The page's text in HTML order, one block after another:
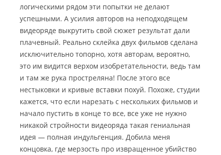
логическими рядом эти попытки не делают
успешными. А усилия авторов на неподходящем
видеоряде выкрутить свой сюжет результат дали
плачевный. Реально склейка двух фильмов сделана
исключительно топорно, хотя авторам, вероятно,
это им видится верхом изобретательности, ведь там
и там же рука простреляна! После этого все
нестыковки и кривые вставки похуй. Похоже, студии
кажется, что если нарезать с нескольких фильмов и
начало пустить в конце то все, все уже не нужно
никакой стройности видеоряда такая гениальная
идея — полная индульгенция. Добила меня
концовка, где мерзость про извращенное убийство